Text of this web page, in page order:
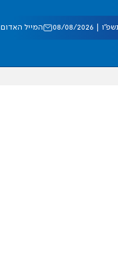
08/2026 המייל האדום